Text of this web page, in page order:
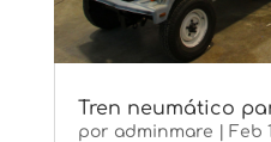
Tren neumático
por adminmare Feb